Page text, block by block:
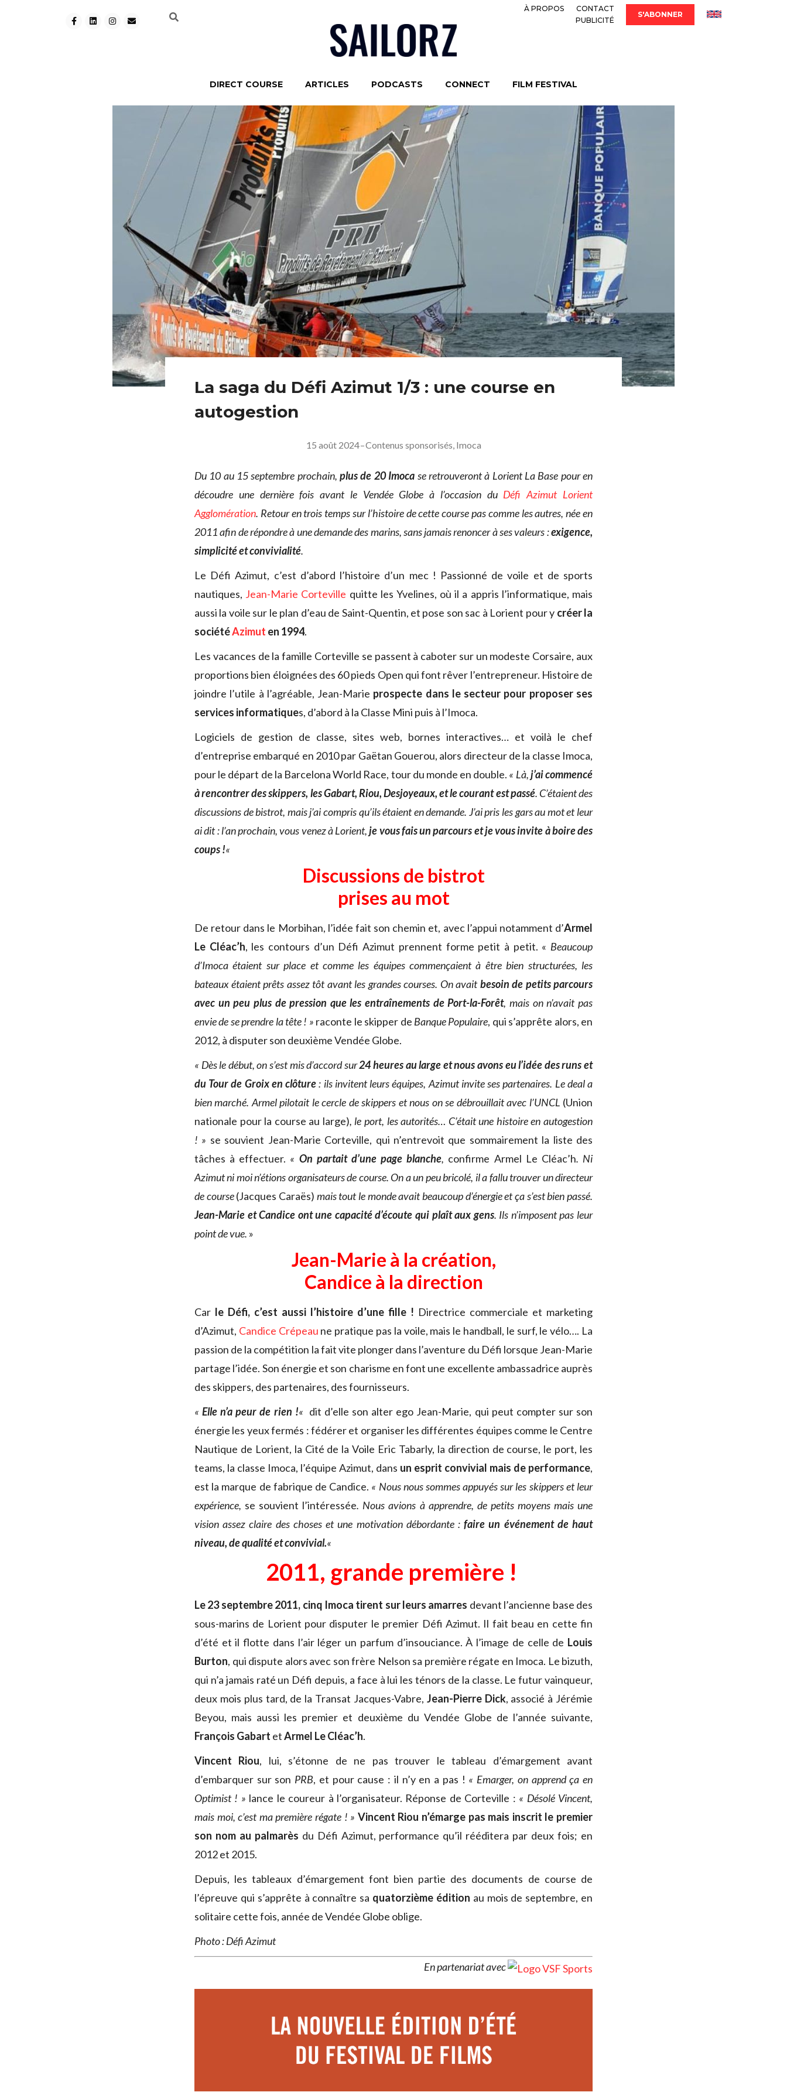
À PROPOS
CONTACT
PUBLICITÉ
S'ABONNER
DIRECT COURSE ARTICLES PODCASTS CONNECT FILM FESTIVAL
La saga du Défi Azimut 1/3 : une course en
autogestion
15 août 2024–Contenus sponsorisés, Imoca
Du 10 au 15 septembre prochain,plus de 20 Imoca se retrouveront à Lorient La Base pour en
découdre une dernière fois avant le Vendée Globe à l’occasion du Défi Azimut Lorient
Agglomération. Retour en trois temps sur l’histoire de cette course pas comme les autres, née en
2011 afin de répondre à une demande des marins, sans jamais renoncer à ses valeurs :exigence,
simplicité et convivialité.
Le Défi Azimut, c’est d’abord l’histoire d’un mec ! Passionné de voile et de sports
nautiques, Jean-Marie Corteville quitte les Yvelines, où il a appris l’informatique, mais
aussi la voile sur le plan d’eau de Saint-Quentin, et pose son sac à Lorient pour y créer la
sociétéAzimut en 1994.
Les vacances de la famille Corteville se passent à caboter sur un modeste Corsaire, aux
proportions bien éloignées des 60 pieds Open qui font rêver l’entrepreneur. Histoire de
joindre l’utile à l’agréable, Jean-Marie prospecte dans le secteur pour proposer ses
services informatiques, d’abord à la Classe Mini puis à l’Imoca.
Logiciels de gestion de classe, sites web, bornes interactives… et voilà le chef
d’entreprise embarqué en 2010 par Gaëtan Gouerou, alors directeur de la classe Imoca,
pour le départ de la Barcelona World Race, tour du monde en double. « Là,j’ai commencé
à rencontrer des skippers, les Gabart, Riou, Desjoyeaux, et le courant est passé. C’étaient des
discussions de bistrot, mais j’ai compris qu’ils étaient en demande. J’ai pris les gars au mot et leur
ai dit : l’an prochain, vous venez à Lorient,je vous fais un parcours et je vous invite à boire des
coups !«
Discussions de bistrot
prises au mot
De retour dans le Morbihan, l’idée fait son chemin et, avec l’appui notamment d’Armel
Le Cléac’h, les contours d’un Défi Azimut prennent forme petit à petit. « Beaucoup
d’Imoca étaient sur place et comme les équipes commençaient à être bien structurées, les
bateaux étaient prêts assez tôt avant les grandes courses. On avaitbesoin de petits parcours
avec un peu plus de pression que les entraînements de Port-la-Forêt, mais on n’avait pas
envie de se prendre la tête ! » raconte le skipper de Banque Populaire, qui s’apprête alors, en
2012, à disputer son deuxième Vendée Globe.
« Dès le début, on s’est mis d’accord sur24 heures au large et nous avons eu l’idée des runs et
du Tour de Groix en clôture: ils invitent leurs équipes, Azimut invite ses partenaires. Le deal a
bien marché. Armel pilotait le cercle de skippers et nous on se débrouillait avec l’UNCL (Union
nationale pour la course au large), le port, les autorités… C’était une histoire en autogestion
! » se souvient Jean-Marie Corteville, qui n’entrevoit que sommairement la liste des
tâches à effectuer. « On partait d’une page blanche, confirme Armel Le Cléac’h. Ni
Azimut ni moi n’étions organisateurs de course. On a un peu bricolé, il a fallu trouver un directeur
de course(Jacques Caraës) mais tout le monde avait beaucoup d’énergie et ça s’est bien passé.
Jean-Marie et Candice ont une capacité d’écoute qui plaît aux gens. Ils n’imposent pas leur
point de vue. »
Jean-Marie à la création,
Candice à la direction
Car le Défi, c’est aussi l’histoire d’une fille ! Directrice commerciale et marketing
d’Azimut, Candice Crépeau ne pratique pas la voile, mais le handball, le surf, le vélo…. La
passion de la compétition la fait vite plonger dans l’aventure du Défi lorsque Jean-Marie
partage l’idée. Son énergie et son charisme en font une excellente ambassadrice auprès
des skippers, des partenaires, des fournisseurs.
«Elle n’a peur de rien !« dit d’elle son alter ego Jean-Marie, qui peut compter sur son
énergie les yeux fermés : fédérer et organiser les différentes équipes comme le Centre
Nautique de Lorient, la Cité de la Voile Eric Tabarly, la direction de course, le port, les
teams, la classe Imoca, l’équipe Azimut, dans un esprit convivial mais de performance,
est la marque de fabrique de Candice. « Nous nous sommes appuyés sur les skippers et leur
expérience, se souvient l’intéressée. Nous avions à apprendre, de petits moyens mais une
vision assez claire des choses et une motivation débordante :faire un événement de haut
niveau, de qualité et convivial.«
2011, grande première !
Le 23 septembre 2011, cinq Imoca tirent sur leurs amarres devant l’ancienne base des
sous-marins de Lorient pour disputer le premier Défi Azimut. Il fait beau en cette fin
d’été et il flotte dans l’air léger un parfum d’insouciance. À l’image de celle de Louis
Burton, qui dispute alors avec son frère Nelson sa première régate en Imoca. Le bizuth,
qui n’a jamais raté un Défi depuis, a face à lui les ténors de la classe. Le futur vainqueur,
deux mois plus tard, de la Transat Jacques-Vabre, Jean-Pierre Dick, associé à Jérémie
Beyou, mais aussi les premier et deuxième du Vendée Globe de l’année suivante,
François Gabart etArmel Le Cléac’h.
Vincent Riou, lui, s’étonne de ne pas trouver le tableau d’émargement avant
d’embarquer sur son PRB, et pour cause : il n’y en a pas ! « Emarger, on apprend ça en
Optimist ! » lance le coureur à l’organisateur. Réponse de Corteville : « Désolé Vincent,
mais moi, c’est ma première régate ! » Vincent Riou n’émarge pas mais inscrit le premier
son nom au palmarès du Défi Azimut, performance qu’il rééditera par deux fois; en
2012 et 2015.
Depuis, les tableaux d’émargement font bien partie des documents de course de
l’épreuve qui s’apprête à connaître sa quatorzième édition au mois de septembre, en
solitaire cette fois, année de Vendée Globe oblige.
Photo : Défi Azimut
En partenariat avec